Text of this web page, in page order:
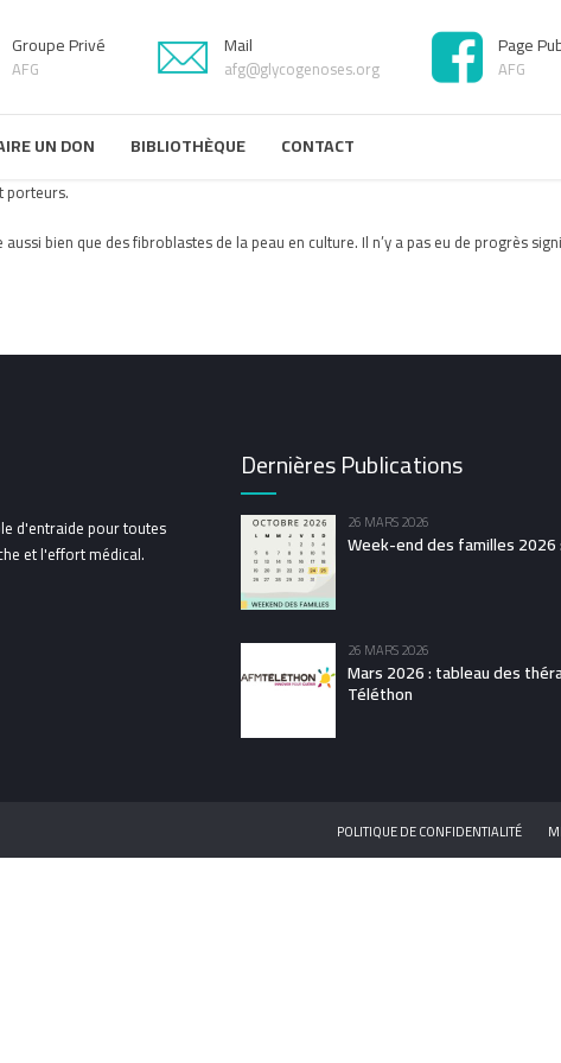
Groupe Privé
AFG
Mail
afg@glycogenoses.org
Page
AFG
UN DON BIBLIOTHÈQUE CONTACT
porteurs.
bien que des fibroblastes de la peau en culture. Il n’y a pas eu de progrès
d'entraide pour toutes
et l'effort médical.
Dernières Publications
26 MARS 2026
Week-end des familles
26 MARS 2026
Mars 2026 : tableau des
Téléthon
POLITIQUE DE CONFIDENTIALITÉ